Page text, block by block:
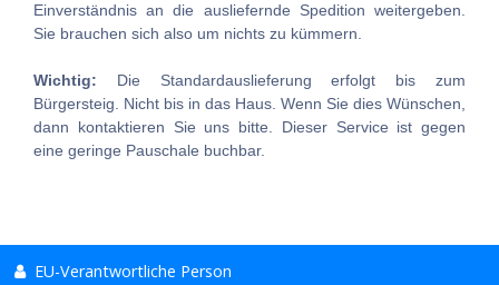
Einverständnis an die ausliefernde Spedition weitergeben.
Sie brauchen sich also um nichts zu kümmern.
Wichtig: Die Standardauslieferung erfolgt bis zum
Bürgersteig. Nicht bis in das Haus. Wenn Sie dies Wünschen,
dann kontaktieren Sie uns bitte. Dieser Service ist gegen
eine geringe Pauschale buchbar.
EU-Verantwortliche Person